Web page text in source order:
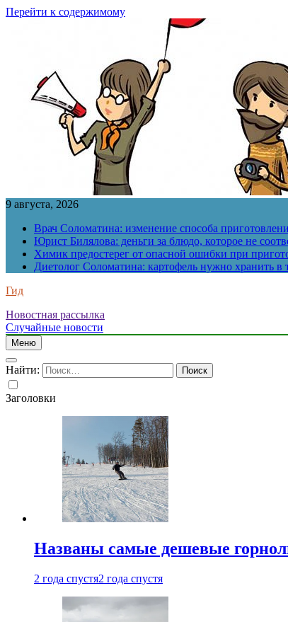
Перейти к содержимому
9 августа, 2026
Врач Соломатина: изменение способа
Юрист Билялова: деньги за блюдо, которое не
Химик предостерег от опасной ошибки при
Диетолог Соломатина: картофель нужно хранить
Гид
Новостная рассылка
Случайные новости
Меню
Найти:
Заголовки
Названы самые дешевые
2 года спустя2 года спустя